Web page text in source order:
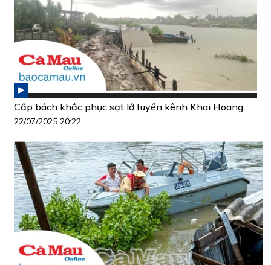
Cấp bách khắc phục sạt lở tuyến kênh Khai Hoang
22/07/2025 20:22